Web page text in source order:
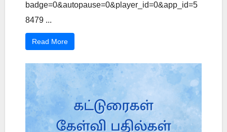
badge=0&autopause=0&player_id=0&app_id=5
8479 ...
Read More